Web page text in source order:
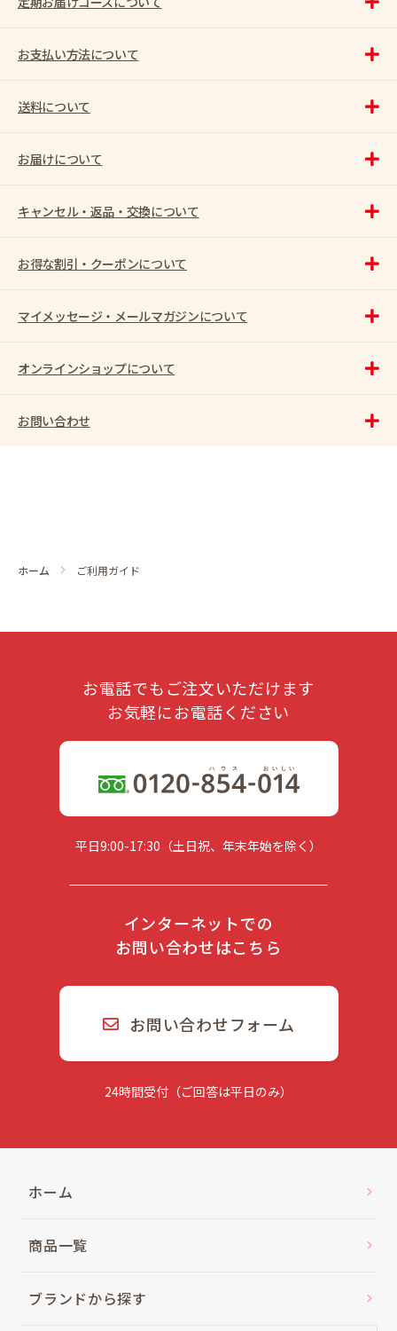
ホーム ご利用ガイド
お支払い方法について
送料について
お届けについて
キャンセル・返品・交換について
お得な割引・クーポンについて
マイメッセージ・メールマガジンについて
オンラインショップについて
お問い合わせ
お電話でもご注文いただけます
お気軽にお電話ください
平日9:00-17:30（土日祝、年末年始を除く）
インターネットでの
お問い合わせはこちら
お問い合わせフォーム
24時間受付（ご回答は平日のみ）
ホーム
商品一覧
ブランドから探す